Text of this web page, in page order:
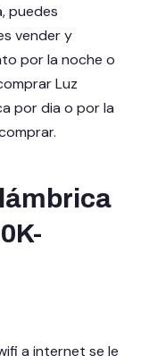
puedes
vender y
por la noche o
Luz
por dia o por la
a internet se le